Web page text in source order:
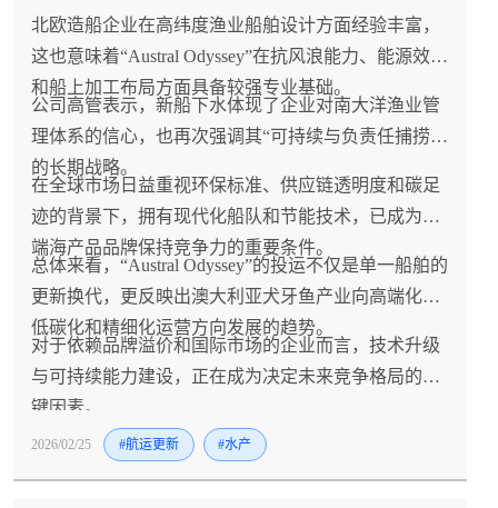
北欧造船企业在高纬度渔业船舶设计方面经验丰富，
这也意味着“Austral Odyssey”在抗风浪能力、能源效率
和船上加工布局方面具备较强专业基础。
公司高管表示，新船下水体现了企业对南大洋渔业管
理体系的信心，也再次强调其“可持续与负责任捕捞”
的长期战略。
在全球市场日益重视环保标准、供应链透明度和碳足
迹的背景下，拥有现代化船队和节能技术，已成为高
端海产品品牌保持竞争力的重要条件。
总体来看，“Austral Odyssey”的投运不仅是单一船舶的
更新换代，更反映出澳大利亚犬牙鱼产业向高端化、
低碳化和精细化运营方向发展的趋势。
对于依赖品牌溢价和国际市场的企业而言，技术升级
与可持续能力建设，正在成为决定未来竞争格局的关
键因素。
2026/02/25 #航运更新 #水产